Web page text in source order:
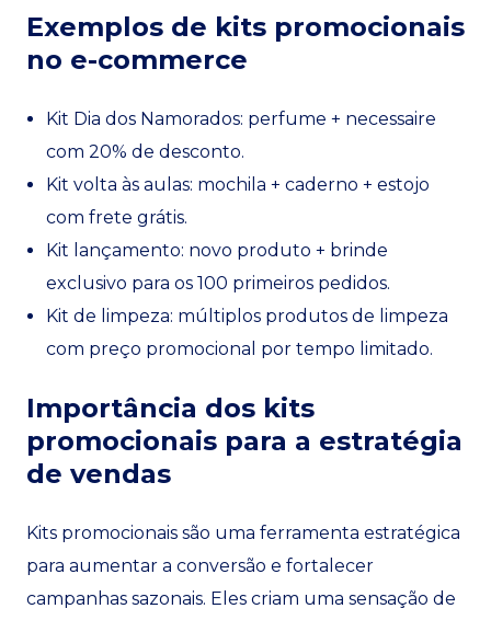
Exemplos de kits promocionais
no e-commerce
Kit Dia dos Namorados: perfume + necessaire
com 20% de desconto.
Kit volta às aulas: mochila + caderno + estojo
com frete grátis.
Kit lançamento: novo produto + brinde
exclusivo para os 100 primeiros pedidos.
Kit de limpeza: múltiplos produtos de limpeza
com preço promocional por tempo limitado.
Importância dos kits
promocionais para a estratégia
de vendas
Kits promocionais são uma ferramenta estratégica
para aumentar a conversão e fortalecer
campanhas sazonais. Eles criam uma sensação de